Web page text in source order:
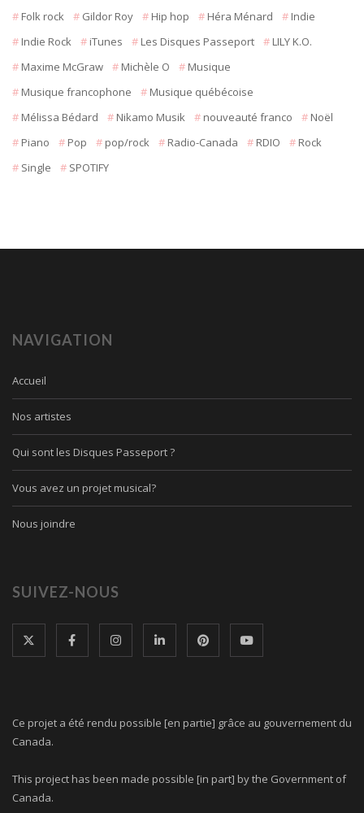
Folk rock
Gildor Roy Hip hop Héra Ménard
Indie
Indie Rock
iTunes Les Disques Passeport
LILY K.O.
Maxime McGraw
Michèle O
Musique
Musique francophone
Musique québécoise
Mélissa Bédard
Nikamo Musik nouveauté franco
Noël
Piano
Pop pop/rock Radio-Canada RDIO
Rock
Single
SPOTIFY
NAVIGATION
Accueil
Nos artistes
Qui sont les Disques Passeport ?
Vous avez un projet musical?
Nous joindre
SUIVEZ-NOUS
Ce projet a été rendu possible [en partie] grâce au gouvernement du
Canada.
This project has been made possible [in part] by the Government of
Canada.